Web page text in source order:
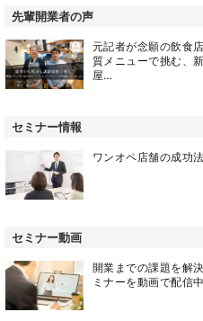
先輩開業者の声
元記者が念願の飲食
質メニューで挑む、
屋…
セミナー情報
ワンオペ店舗の成功
セミナー動画
開業までの課題を解
ミナーを動画で配信中